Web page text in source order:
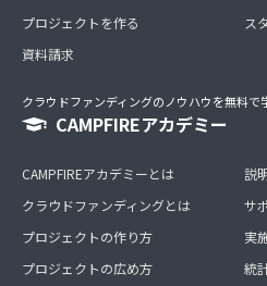
プロジェクトを作る
資料請求
ス
クラウドファンディングのノウハウを無料で
CAMPFIREアカデミー
CAMPFIREアカデミーとは
クラウドファンディングとは
プロジェクトの作り方
プロジェクトの広め方
説
サ
実
統